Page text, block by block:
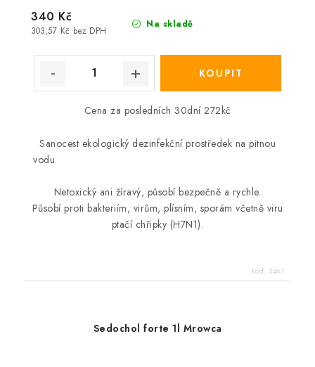
Na skladě
303,57 Kč bez DPH
340 Kč
Cena za posledních 30dní 272kč
Sanocest ekologický dezinfekční prostředek na pitnou
vodu.
Netoxický ani žíravý, působí bezpečně a rychle.
Působí proti bakteriím, virům, plísním, sporám včetně viru
ptačí chřipky (H7N1).
Kód: 3467
Sedochol forte 1l Mrowca